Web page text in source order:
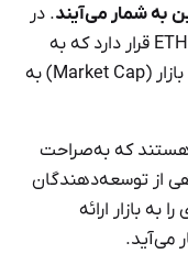
به شمار می‌آیند. در
صدر آلت کوین‌های بازار، اتریوم با نماد ETH قرار دارد که به
عنوان دومین رمز ارز مطرح از نظر ارزش بازار (Market Cap) به
که به‌صراحت
از توسعه‌دهندگان
بازار ارائه
می‌آید.